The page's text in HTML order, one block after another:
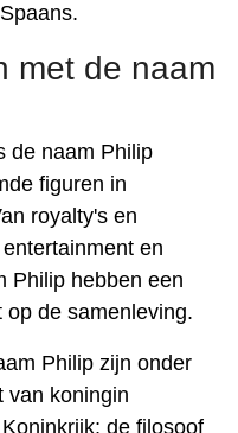
met de naam
de naam Philip
figuren in
royalty's en
en
Philip hebben een
de samenleving.
Philip zijn onder
van koningin
de filosoof